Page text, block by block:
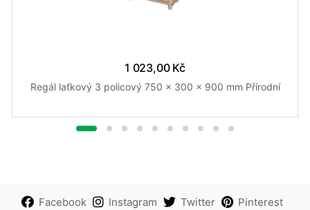
1 023,00 Kč
Regál laťkový 3 policový 750 x 300 x 900 mm Přírodní
Facebook Instagram Twitter Pinterest